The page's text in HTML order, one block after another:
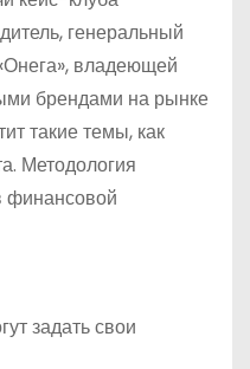
генеральный
владеющей
брендами на рынке
такие темы, как
Методология
финансовой
задать свои